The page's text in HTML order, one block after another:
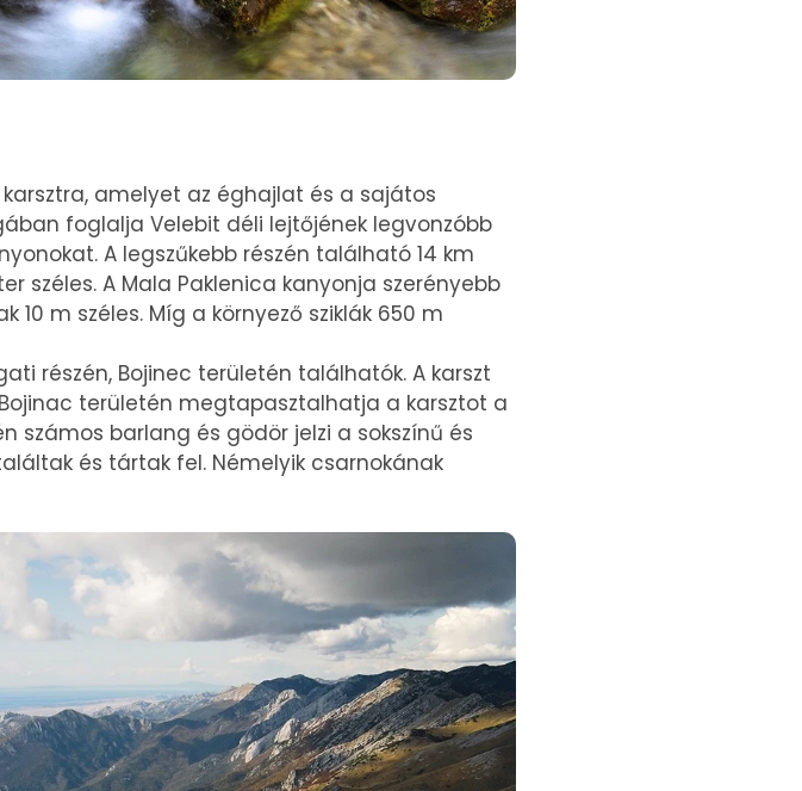
amelyet az éghajlat és a sajátos
foglalja Velebit déli lejtőjének legvonzóbb
A legszűkebb részén található 14 km
széles. A Mala Paklenica kanyonja szerényebb
10 m széles. Míg a környező sziklák 650 m
részén, Bojinec területén találhatók. A karszt
területén megtapasztalhatja a karsztot a
számos barlang és gödör jelzi a sokszínű és
és tártak fel. Némelyik csarnokának